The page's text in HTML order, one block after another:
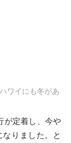
ワイにも冬があ
が定着し、今や
りました。と